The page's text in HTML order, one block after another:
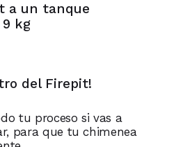
a un tanque
kg
del Firepit!
tu proceso si vas a
para que tu chimenea